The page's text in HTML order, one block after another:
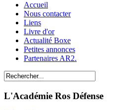
Accueil
Nous contacter
Liens
Livre d'or
Actualité Boxe
Petites annonces
Partenaires AR2.
L'Académie Ros Défense